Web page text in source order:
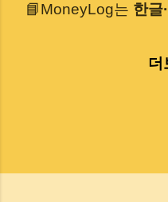
📘MoneyLog는 한글